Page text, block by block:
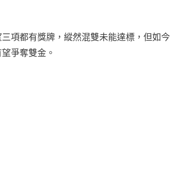
項都有獎牌，縱然混雙未能達標，但如今
爭奪雙金。